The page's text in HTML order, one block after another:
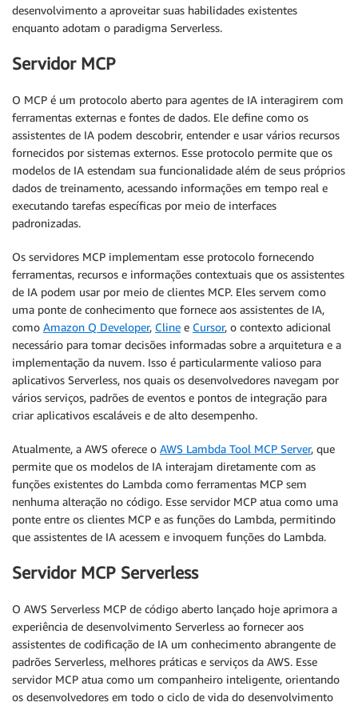
desenvolvimento a aproveitar suas habilidades existentes
enquanto adotam o paradigma Serverless.
Servidor MCP
O MCP é um protocolo aberto para agentes de IA interagirem com
ferramentas externas e fontes de dados. Ele define como os
assistentes de IA podem descobrir, entender e usar vários recursos
fornecidos por sistemas externos. Esse protocolo permite que os
modelos de IA estendam sua funcionalidade além de seus próprios
dados de treinamento, acessando informações em tempo real e
executando tarefas específicas por meio de interfaces
padronizadas.
Os servidores MCP implementam esse protocolo fornecendo
ferramentas, recursos e informações contextuais que os assistentes
de IA podem usar por meio de clientes MCP. Eles servem como
uma ponte de conhecimento que fornece aos assistentes de IA,
como Amazon Q Developer, Cline e Cursor, o contexto adicional
necessário para tomar decisões informadas sobre a arquitetura e a
implementação da nuvem. Isso é particularmente valioso para
aplicativos Serverless, nos quais os desenvolvedores navegam por
vários serviços, padrões de eventos e pontos de integração para
criar aplicativos escaláveis e de alto desempenho.
Atualmente, a AWS oferece o AWS Lambda Tool MCP Server, que
permite que os modelos de IA interajam diretamente com as
funções existentes do Lambda como ferramentas MCP sem
nenhuma alteração no código. Esse servidor MCP atua como uma
ponte entre os clientes MCP e as funções do Lambda, permitindo
que assistentes de IA acessem e invoquem funções do Lambda.
Servidor MCP Serverless
O AWS Serverless MCP de código aberto lançado hoje aprimora a
experiência de desenvolvimento Serverless ao fornecer aos
assistentes de codificação de IA um conhecimento abrangente de
padrões Serverless, melhores práticas e serviços da AWS. Esse
servidor MCP atua como um companheiro inteligente, orientando
os desenvolvedores em todo o ciclo de vida do desenvolvimento